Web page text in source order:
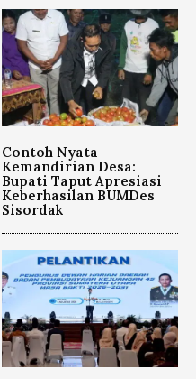
Contoh Nyata
Kemandirian Desa:
Bupati Taput Apresiasi
Keberhasilan BUMDes
Sisordak